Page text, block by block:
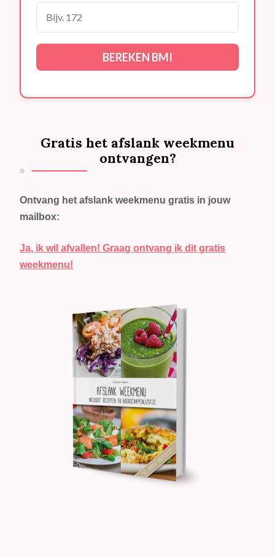
BEREKEN BMI
Gratis het afslank weekmenu
ontvangen?
Ontvang het afslank weekmenu gratis in jouw
mailbox:
Ja, ik wil afvallen! Graag ontvang ik dit gratis
weekmenu!